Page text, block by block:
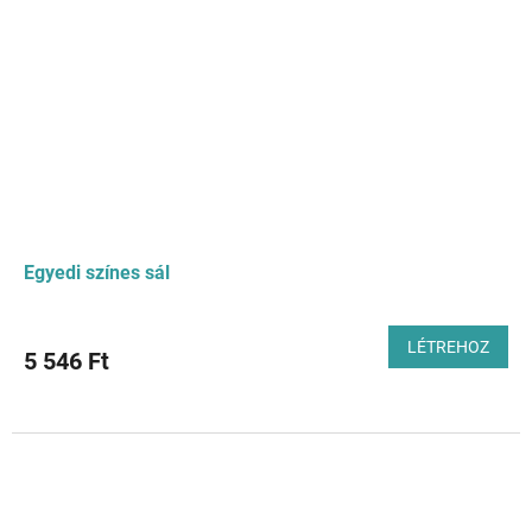
Egyedi színes sál
5 546 Ft LÉTREHOZ